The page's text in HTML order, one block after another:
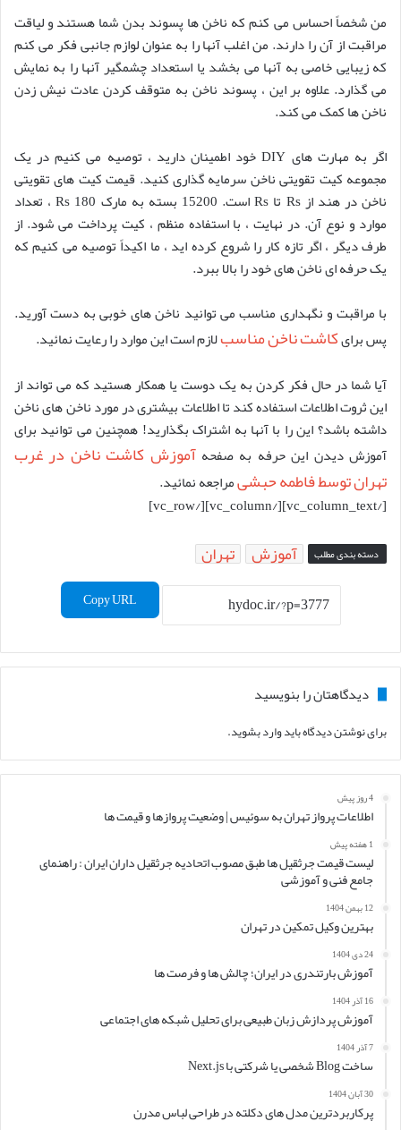
من شخصاً احساس می کنم که ناخن ها پسوند بدن شما هستند و لیاقت
مراقبت از آن را دارند. من اغلب آنها را به عنوان لوازم جانبی فکر می کنم
که زیبایی خاصی به آنها می بخشد یا استعداد چشمگیر آنها را به نمایش
می گذارد. علاوه بر این ، پسوند ناخن به متوقف کردن عادت نیش زدن
ناخن ها کمک می کند.
اگر به مهارت های DIY خود اطمینان دارید ، توصیه می کنیم در یک
مجموعه کیت تقویتی ناخن سرمایه گذاری کنید. قیمت کیت های تقویتی
ناخن در هند از Rs تا Rs است. 15200 بسته به مارک Rs 180 ، تعداد
موارد و نوع آن. در نهایت ، با استفاده منظم ، کیت پرداخت می شود. از
طرف دیگر ، اگر تازه کار را شروع کرده اید ، ما اکیداً توصیه می کنیم که
یک حرفه ای ناخن های خود را بالا ببرد.
با مراقبت و نگهداری مناسب می توانید ناخن های خوبی به دست آورید.
پس برایکاشت ناخن مناسبلازم است این موارد را رعایت نمائید.
آیا شما در حال فکر کردن به یک دوست یا همکار هستید که می تواند از
این ثروت اطلاعات استفاده کند تا اطلاعات بیشتری در مورد ناخن های ناخن
داشته باشد؟ این را با آنها به اشتراک بگذارید! همچنین می توانید برای
آموزش دیدن این حرفه به صفحهآموزش کاشت ناخن در غرب
تهران توسط فاطمه حبشیمراجعه نمائید.
[/vc_column_text][/vc_column][/vc_row]
دسته بندی مطلب آموزش تهران
Copy URL
دیدگاهتان را بنویسید
برای نوشتن دیدگاه بایدوارد بشوید.
4 روز پیش
اطلاعات پرواز تهران به سوئیس | وضعیت پروازها و قیمت ها
1 هفته پیش
لیست قیمت جرثقیل ها طبق مصوب اتحادیه جرثقیل داران ایران : راهنمای
جامع فنی و آموزشی
12 بهمن 1404
بهترین وکیل تمکین در تهران
24 دی 1404
آموزش بارتندری در ایران؛ چالش ها و فرصت ها
16 آذر 1404
آموزش پردازش زبان طبیعی برای تحلیل شبکه های اجتماعی
7 آذر 1404
ساخت Blog شخصی یا شرکتی با Next.js
30 آبان 1404
پرکاربردترین مدل های دکلته در طراحی لباس مدرن